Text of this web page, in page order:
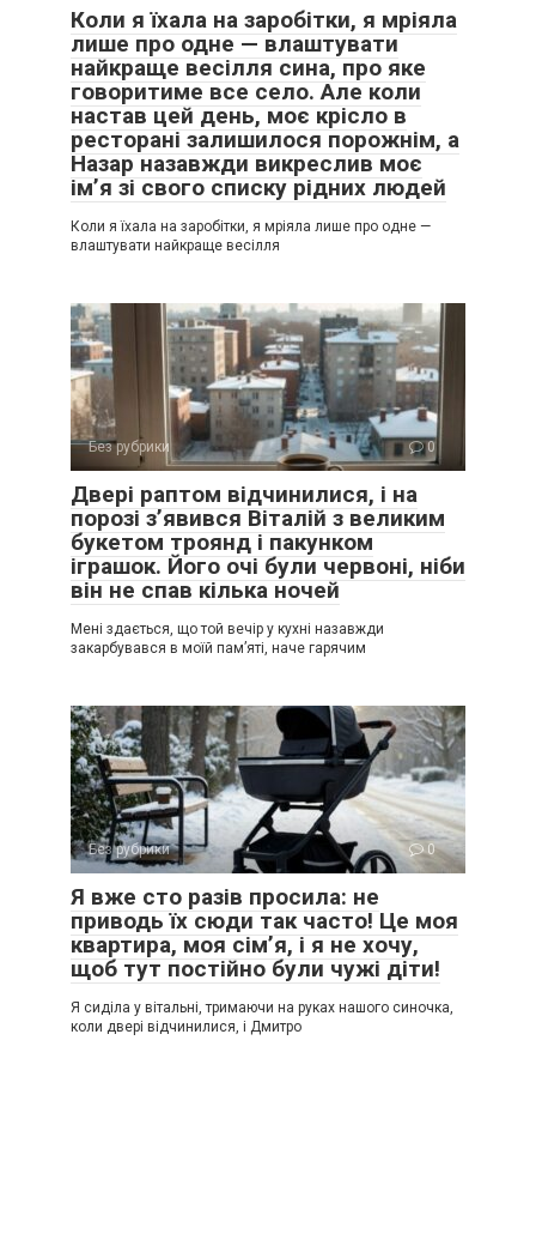
Коли я їхала на заробітки, я мріяла
лише про одне — влаштувати
найкраще весілля сина, про яке
говоритиме все село. Але коли
настав цей день, моє крісло в
ресторані залишилося порожнім, а
Назар назавжди викреслив моє
ім’я зі свого списку рідних людей
Коли я їхала на заробітки, я мріяла лише про одне —
влаштувати найкраще весілля
Без рубрики 0
Двері раптом відчинилися, і на
порозі з’явився Віталій з великим
букетом троянд і пакунком
іграшок. Його очі були червоні, ніби
він не спав кілька ночей
Мені здається, що той вечір у кухні назавжди
закарбувався в моїй пам’яті, наче гарячим
Без рубрики 0
Я вже сто разів просила: не
приводь їх сюди так часто! Це моя
квартира, моя сім’я, і я не хочу,
щоб тут постійно були чужі діти!
Я сиділа у вітальні, тримаючи на руках нашого синочка,
коли двері відчинилися, і Дмитро